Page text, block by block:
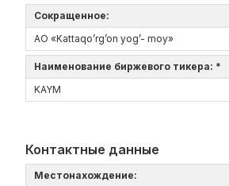
Сокращенное:
АО «Kattaqo’rg’on yog’- moy»
Наименование биржевого тикера: *
KAYM
Контактные данные
Местонахождение: